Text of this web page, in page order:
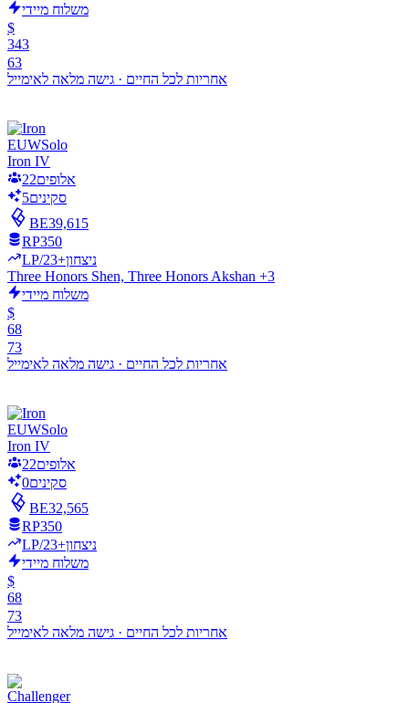
משלוח מיידי
$
343
63
אחריות לכל החיים · גישה מלאה לאימייל
EUWSolo
Iron IV
אלופים22
סקינים5
BE39,615
RP350
LP/ניצחון+23
Three Honors Shen, Three Honors Akshan +3
משלוח מיידי
$
68
73
אחריות לכל החיים · גישה מלאה לאימייל
EUWSolo
Iron IV
אלופים22
סקינים0
BE32,565
RP350
LP/ניצחון+23
משלוח מיידי
$
68
73
אחריות לכל החיים · גישה מלאה לאימייל